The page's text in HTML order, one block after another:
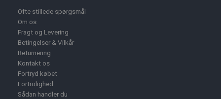
Ofte stillede spørgsmål
Om os
Fragt og Levering
Betingelser & Vilkår
Returnering
Kontakt os
Fortryd købet
Fortrolighed
Sådan handler du